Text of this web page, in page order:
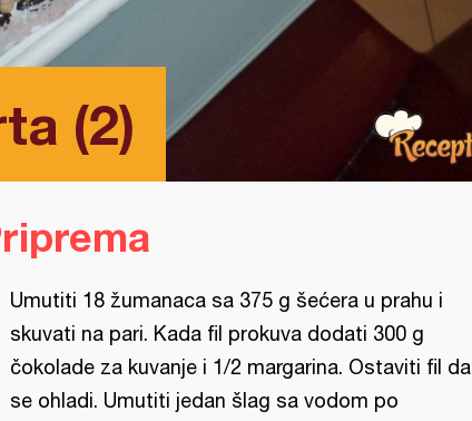
(2)
Umutiti 18 žumanaca sa 375 g šećera u prahu i
skuvati na pari. Kada fil prokuva dodati 300 g
čokolade za kuvanje i 1/2 margarina. Ostaviti fil da
se ohladi. Umutiti jedan šlag sa vodom po